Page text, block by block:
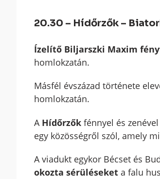
20.30 – Hídőrzők –
Ízelítő Biljarszki Maxim
homlokzatán.
Másfél évszázad története
homlokzatán.
A Hídőrzőkfénnyel és
egy közösségről szól, amely
A viadukt egykor Bécset és
okozta sérüléseketa falu